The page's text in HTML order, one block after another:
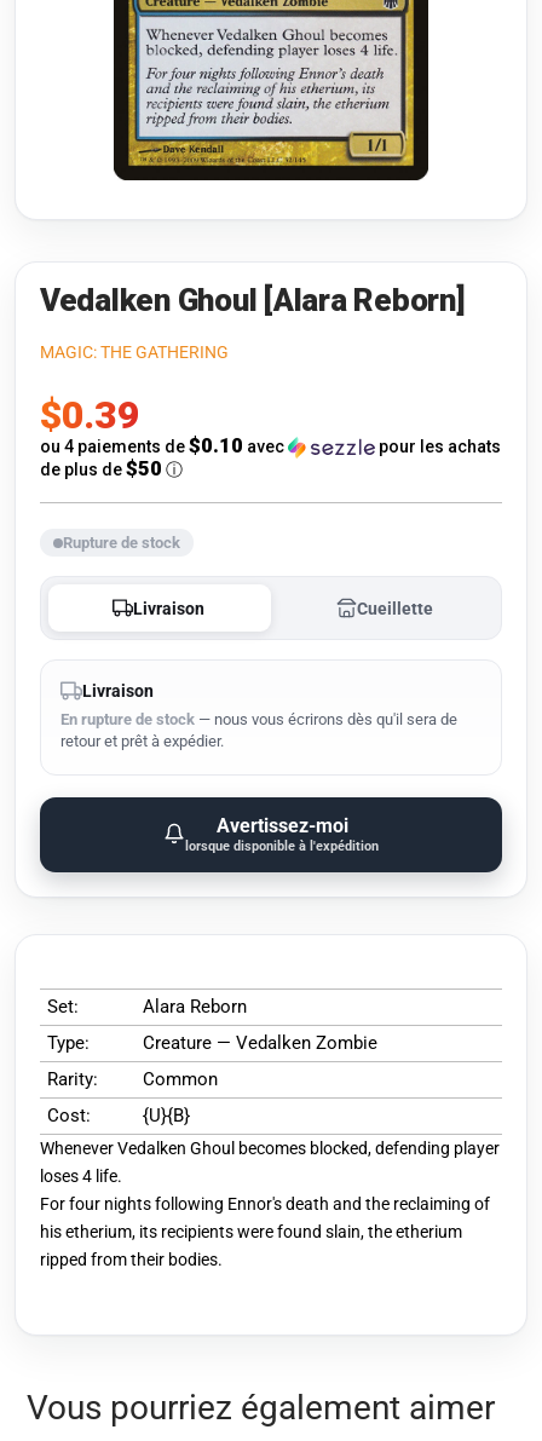
Riftbound: League of Legends
Flesh and Blood
Pokémon
One Piece
Gundam Card Game
Warlord: Saga of the Storm
Neopets Battledome
Accessoires
Vedalken Ghoul [Alara Reborn]
MAGIC: THE GATHERING
Prix
de
vente
$0.39
ou 4 paiements de$0.10 avec
pour les achats
de plus de$50 ⓘ
Rupture de stock
Livraison Cueillette
Livraison
En rupture de stock — nous vous écrirons dès qu'il sera de
retour et prêt à expédier.
Avertissez-moi
lorsque disponible à l'expédition
Set:
Alara Reborn
Type:
Creature — Vedalken Zombie
Rarity:
Common
Cost:
{U}{B}
Whenever Vedalken Ghoul becomes blocked, defending player
loses 4 life.
For four nights following Ennor's death and the reclaiming of
his etherium, its recipients were found slain, the etherium
ripped from their bodies.
Vous pourriez également aimer